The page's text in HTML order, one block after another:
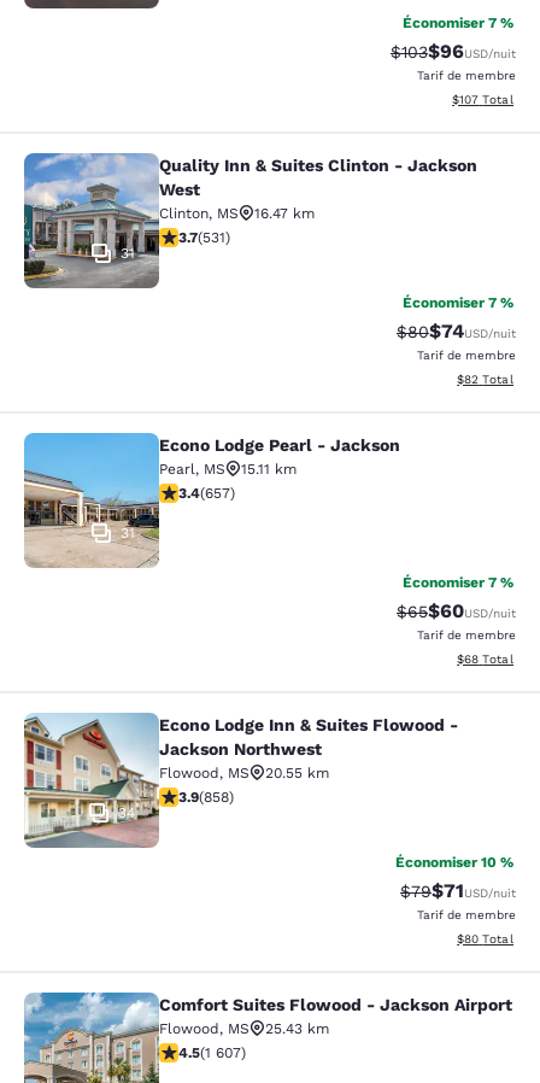
Économiser 7 %
Tarif barré :
$103Tarif réduit :
$96USD/nuit
Tarif de membre
Afficher les
$107 Total
Quality Inn & Suites Clinton -
31
Quality Inn & Suites Clinton - Jackson
West
Clinton, MS
16.47 km
3.72 étoiles. Bien. 531 commentaires
3.7(531)
Économiser 7 %
Tarif barré :
$80Tarif réduit :
$74USD/nuit
Tarif de membre
Afficher les
$82 Total
Econo Lodge Pearl - Jackson
31
Econo Lodge Pearl - Jackson
Pearl, MS
15.11 km
3.36 étoiles. Bien. 657 commentaires
3.4(657)
Économiser 7 %
Tarif barré :
$65Tarif réduit :
$60USD/nuit
Tarif de membre
Afficher les
$68 Total
Econo Lodge Inn & Suites Flowood
34
Econo Lodge Inn & Suites Flowood -
Jackson Northwest
Flowood, MS
20.55 km
3.94 étoiles. Bien. 858 commentaires
3.9(858)
Économiser 10 %
Tarif barré :
$79Tarif réduit :
$71USD/nuit
Tarif de membre
Afficher les
$80 Total
Comfort Suites Flowood - Jackson
Comfort Suites Flowood - Jackson Airport
Flowood, MS
25.43 km
4.49 étoiles. Excellent. 1607 commentaires
4.5(1 607)